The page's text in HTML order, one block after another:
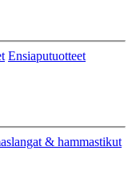
Ensiaputuotteet
& hammastikut